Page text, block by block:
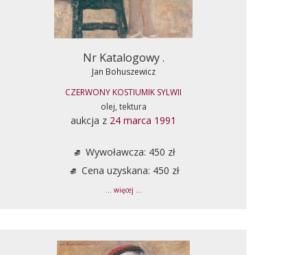
Nr Katalogowy .
Jan Bohuszewicz
CZERWONY KOSTIUMIK SYLWII
olej, tektura
aukcja z 24 marca 1991
Wywoławcza: 450 zł
Cena uzyskana: 450 zł
... więcej ...